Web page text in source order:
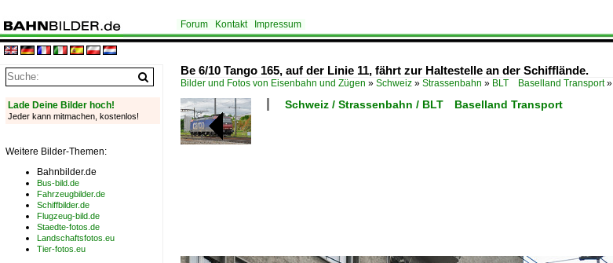
Forum Kontakt Impressum
Be 6/10 Tango 165, auf der Linie 11, fährt zur Haltestelle an der Schifflände.
Bilder und Fotos von Eisenbahn und Zügen » Schweiz » Strassenbahn » BLT Baselland Transport»
Schweiz / Strassenbahn / BLT Baselland Transport
Lade Deine Bilder hoch!
Jeder kann mitmachen, kostenlos!
Weitere Bilder-Themen:
Bahnbilder.de
Bus-bild.de
Fahrzeugbilder.de
Schiffbilder.de
Flugzeug-bild.de
Staedte-fotos.de
Landschaftsfotos.eu
Tier-fotos.eu